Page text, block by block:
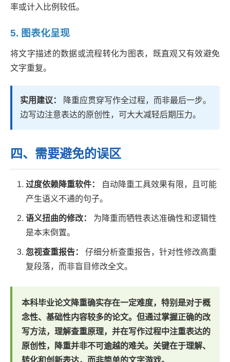
率或计入比例较低。
5. 图表化呈现
将文字描述的数据或流程转化为图表，既直观又有效避免
文字重复。
实用建议：
降重应贯穿写作全过程，而非最后一步。
边写边注意表达的原创性，可大大减轻后期压力。
四、需要避免的误区
过度依赖降重软件：
自动降重工具效果有限，且可能
产生语义不通的句子。
语义扭曲的修改：
为降重而牺牲表达准确性和逻辑性
是本末倒置。
忽视查重报告：
仔细分析查重报告，针对性修改高重
复段落，而非盲目修改全文。
本科毕业论文降重确实存在一定难度，特别是对于概
念性、基础性内容较多的论文。但通过掌握正确的改
写方法，理解查重原理，并在写作过程中注重表达的
原创性，降重并非不可逾越的难关。关键在于理解、
转化和创新表达，而非简单的文字游戏。